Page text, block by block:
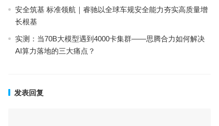
安全筑基 标准领航｜睿驰以全球车规安全能力夯实高质量增
长根基
实测：当70B大模型遇到4000卡集群——思腾合力如何解决
AI算力落地的三大痛点？
发表回复